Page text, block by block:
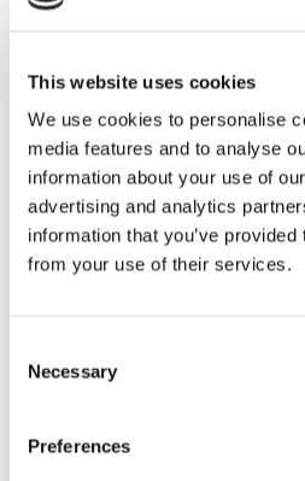
This website uses cookies
We use cookies to personalise
media features and to analyse
information about your use of
advertising and analytics
information that you’ve
from your use of their services.
Selection
Necessary
Preferences
Slangen melkmachine
Melkslangetje 10x20x160mm
7101-030
Ga naar het einde van de